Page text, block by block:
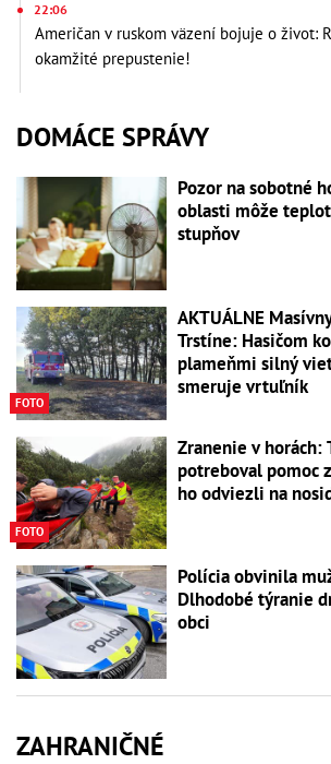
22:06
Američan v ruskom väzení bojuje o život:
okamžité prepustenie!
DOMÁCE SPRÁVY
Pozor na sobotné
oblasti môže
stupňov
FOTO
AKTUÁLNE
Trstíne: Hasičom
plameňmi silný vietor, na
smeruje vrtuľník
FOTO
Zranenie v horách:
potreboval pomoc
ho odviezli na
Polícia obvinila
Dlhodobé týranie
obci
ZAHRANIČNÉ